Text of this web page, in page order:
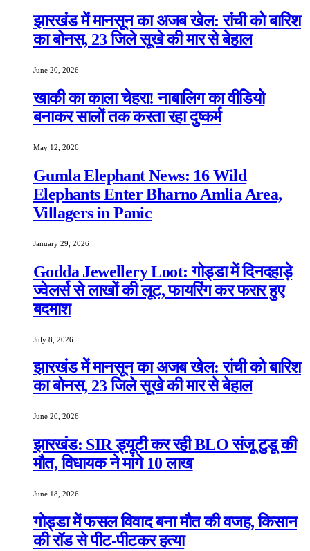
झारखंड में मानसून का अजब खेल: रांची को बारिश
का बोनस, 23 जिले सूखे की मार से बेहाल
June 20, 2026
खाकी का काला चेहरा! नाबालिग का वीडियो
बनाकर सालों तक करता रहा दुष्कर्म
May 12, 2026
Gumla Elephant News: 16 Wild
Elephants Enter Bharno Amlia Area,
Villagers in Panic
January 29, 2026
Godda Jewellery Loot: गोड्डा में दिनदहाड़े
ज्वेलर्स से लाखों की लूट, फायरिंग कर फरार हुए
बदमाश
July 8, 2026
झारखंड में मानसून का अजब खेल: रांची को बारिश
का बोनस, 23 जिले सूखे की मार से बेहाल
June 20, 2026
झारखंड: SIR ड्यूटी कर रही BLO संजू टुडू की
मौत, विधायक ने मांगे 10 लाख
June 18, 2026
गोड्डा में फसल विवाद बना मौत की वजह, किसान
की रॉड से पीट-पीटकर हत्या